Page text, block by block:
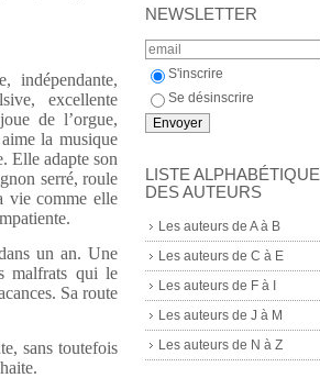
NEWSLETTER
S'inscrire
Se désinscrire
LISTE ALPHABÉTIQUE
DES AUTEURS
Les auteurs de A à B
Les auteurs de C à E
Les auteurs de F à I
Les auteurs de J à M
Les auteurs de N à Z
indépendante,
excellente
de l’orgue,
la musique
Elle adapte son
serré, roule
vie comme elle
un an. Une
malfrats qui le
Sa route
sans toutefois